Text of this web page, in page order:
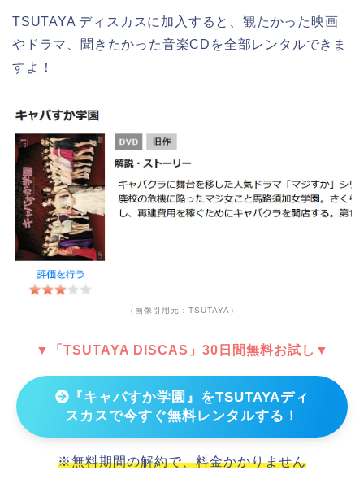
TSUTAYA ディスカスに加入すると、観たかった映画
やドラマ、聞きたかった音楽CDを全部レンタルできま
すよ！
（画像引用元：TSUTAYA）
▼「TSUTAYA DISCAS」30日間無料お試し▼
『キャバすか学園』をTSUTAYAディ
スカスで今すぐ無料レンタルする！
※無料期間の解約で、料金かかりません